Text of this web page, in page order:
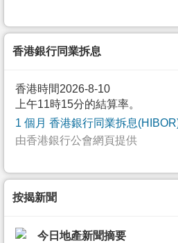
香港銀行同業拆息
香港時間2026-8-10
上午11時15分的結算率。
1 個月 香港銀行同業拆息
由香港銀行公會網頁提供
按揭新聞
今日地產新聞摘要